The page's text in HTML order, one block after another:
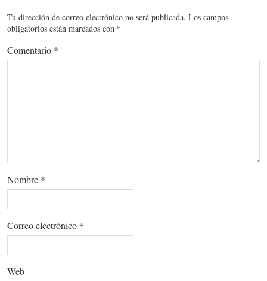
Tu dirección de correo electrónico no será publicada. Los campos
obligatorios están marcados con *
Comentario *
Nombre *
Correo electrónico *
Web